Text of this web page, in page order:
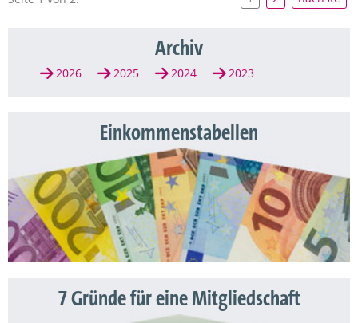
Archiv
2026 2025 2024 2023
Einkommenstabellen
7 Gründe für eine Mitgliedschaft